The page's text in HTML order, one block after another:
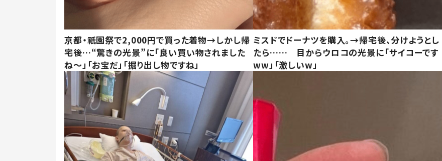
京都・祇園祭で2,000円で買った着物→しかし帰
宅後…“驚きの光景”に「良い買い物されました
ね～」「お宝だ」「掘り出し物ですね」
ミスドでドーナツを購入。→帰宅後、分けようとし
たら…… 目からウロコの光景に「サイコーです
ww」「激しいw」